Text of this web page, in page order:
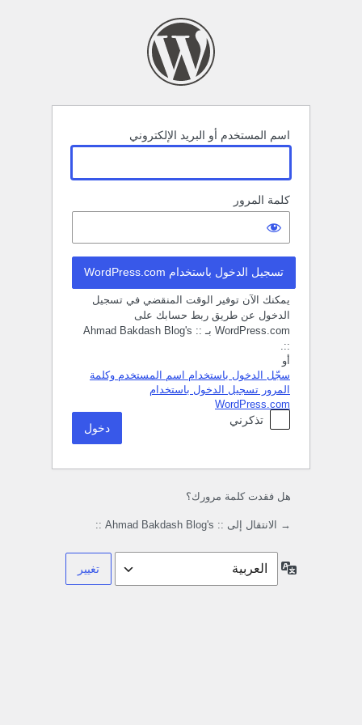
اسم المستخدم أو البريد الإلكتروني
كلمة المرور
تسجيل الدخول باستخدام WordPress.com
يمكنك الآن توفير الوقت المنقضي في تسجيل
الدخول عن طريق ربط حسابك على
WordPress.com بـ :: Ahmad Bakdash Blog's
::.
أو
سجّل الدخول باستخدام اسم المستخدم وكلمة
المرور تسجيل الدخول باستخدام
WordPress.com
تذكرني
هل فقدت كلمة مرورك؟
→ الانتقال إلى :: Ahmad Bakdash Blog's ::
اللغة